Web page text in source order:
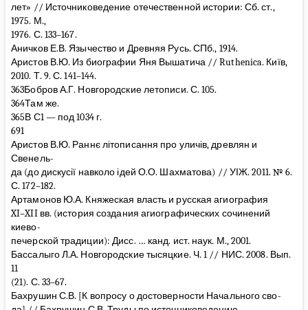
лет» // Источниковедение отечественной истории: Сб. ст.,
1975. М.,
1976. С. 133–167.
Аничков Е.В. Язычество и Древняя Русь. СПб., 1914.
Аристов В.Ю. Из биографии Яня Вышатича // Ruthenica. Київ,
2010. Т. 9. С. 141–144.
363Бобров А.Г. Новгородские летописи. С. 105.
364Там же.
365В С1 — под 1034 г.
691
Аристов В.Ю. Раннє літописання про уличів, древлян и
Свенель-
да (до дискусії навколо ідей О.О. Шахматова) // УІЖ. 2011. № 6.
С. 172–182.
Артамонов Ю.А. Княжеская власть и русская агиография
XI–XII вв. (история создания агиографических сочинений
киево-
печерской традиции): Дисс. … канд. ист. наук. М., 2001.
Бассалыго Л.А. Новгородские тысяцкие. Ч. 1 // НИС. 2008. Вып.
11
(21). С. 33–67.
Бахрушин С.В. [К вопросу о достоверности Начального сво-